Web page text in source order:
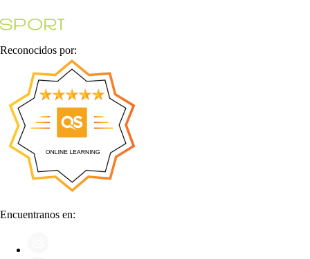
Reconocidos por:
Encuentranos en: